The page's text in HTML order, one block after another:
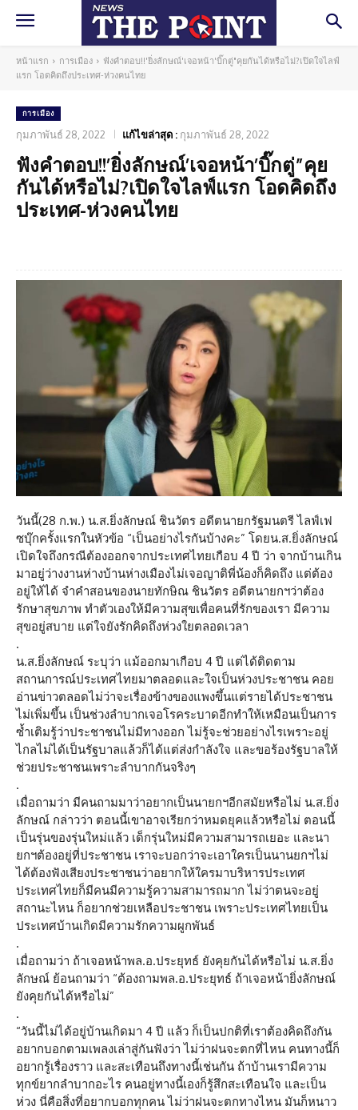
หน้าแรก การเมือง
ฟังคำตอบ!!'ยิ่งลักษณ์'เจอหน้า'บิ๊กตู่"คุยกันได้หรือไม่?เปิดใจไลฟ์
แรก โอดคิดถึงประเทศ-ห่วงคนไทย
การเมือง
กุมภาพันธ์ 28, 2022 แก้ไขล่าสุด : กุมภาพันธ์ 28, 2022
ฟังคำตอบ!!’ยิ่งลักษณ์’เจอหน้า’บิ๊กตู่”คุย
กันได้หรือไม่?เปิดใจไลฟ์แรก โอดคิดถึง
ประเทศ-ห่วงคนไทย
วันนี้(28 ก.พ.) น.ส.ยิ่งลักษณ์ ชินวัตร อดีตนายกรัฐมนตรี ไลฟ์เฟ
ซบุ๊กครั้งแรกในหัวข้อ “เป็นอย่างไรกันบ้างคะ” โดยน.ส.ยิ่งลักษณ์
เปิดใจถึงกรณีต้องออกจากประเทศไทยเกือบ 4 ปี ว่า จากบ้านเกิน
มาอยู่ว่างงานห่างบ้านห่างเมืองไม่เจอญาติพี่น้องก็คิดถึง แต่ต้อง
อยู่ให้ได้ จำคำสอนของนายทักษิณ ชินวัตร อดีตนายกฯว่าต้อง
รักษาสุขภาพ ทำตัวเองให้มีความสุขเพื่อคนที่รักของเรา มีความ
สุขอยู่สบาย แต่ใจยังรักคิดถึงห่วงใยตลอดเวลา
.
น.ส.ยิ่งลักษณ์ ระบุว่า แม้ออกมาเกือบ 4 ปี แต่ได้ติดตาม
สถานการณ์ประเทศไทยมาตลอดและใจเป็นห่วงประชาชน คอย
อ่านข่าวตลอดไม่ว่าจะเรื่องข้างของแพงขึ้นแต่รายได้ประชาชน
ไม่เพิ่มขึ้น เป็นช่วงลำบากเจอโรคระบาดอีกทำให้เหมือนเป็นการ
ซ้ำเติมรู้ว่าประชาชนไม่มีทางออก ไม่รู้จะช่วยอย่างไรเพราะอยู่
ไกลไม่ได้เป็นรัฐบาลแล้วก็ได้แต่ส่งกำลังใจ และขอร้องรัฐบาลให้
ช่วยประชาชนเพราะลำบากกันจริงๆ
.
เมื่อถามว่า มีคนถามมาว่าอยากเป็นนายกฯอีกสมัยหรือไม่ น.ส.ยิ่ง
ลักษณ์ กล่าวว่า ตอนนี้เขาอาจเรียกว่าหมดยุคแล้วหรือไม่ ตอนนี้
เป็นรุ่นของรุ่นใหม่แล้ว เด็กรุ่นใหม่มีความสามารถเยอะ และนา
ยกฯต้องอยู่ที่ประชาชน เราจะบอกว่าจะเอาใครเป็นนานยกฯไม่
ได้ต้องฟังเสียงประชาชนว่าอยากให้ใครมาบริหารประเทศ
ประเทศไทยก็มีคนมีความรู้ความสามารถมาก ไม่ว่าตนจะอยู่
สถานะไหน ก็อยากช่วยเหลือประชาชน เพราะประเทศไทยเป็น
ประเทศบ้านเกิดมีความรักความผูกพันธ์
.
เมื่อถามว่า ถ้าเจอหน้าพล.อ.ประยุทธ์ ยังคุยกันได้หรือไม่ น.ส.ยิ่ง
ลักษณ์ ย้อนถามว่า “ต้องถามพล.อ.ประยุทธ์ ถ้าเจอหน้ายิ่งลักษณ์
ยังคุยกันได้หรือไม่”
.
“วันนี้ไม่ได้อยู่บ้านเกิดมา 4 ปี แล้ว ก็เป็นปกติที่เราต้องคิดถึงกัน
อยากบอกตามเพลงเล่าสู่กันฟังว่า ไม่ว่าฝนจะตกที่ไหน คนทางนี้ก็
อยากรู้เรื่องราว และสะเทือนถึงทางนี้เช่นกัน ถ้าบ้านเรามีความ
ทุกข์ยากลำบากอะไร คนอยู่ทางนี้เองก็รู้สึกสะเทือนใจ และเป็น
ห่วง นี่คือสิ่งที่อยากบอกทุกคน ไม่ว่าฝนจะตกทางไหน มันก็หนาว